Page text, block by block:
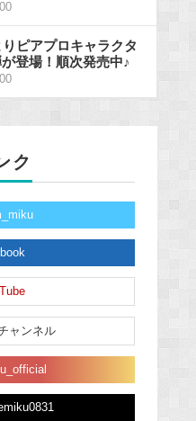
ピアプロキャラクタ
登場！順次発売中♪
ク
ャンネル